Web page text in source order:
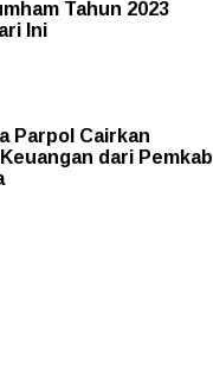
Tahun 2023
Ini
Parpol Cairkan
dari Pemkab